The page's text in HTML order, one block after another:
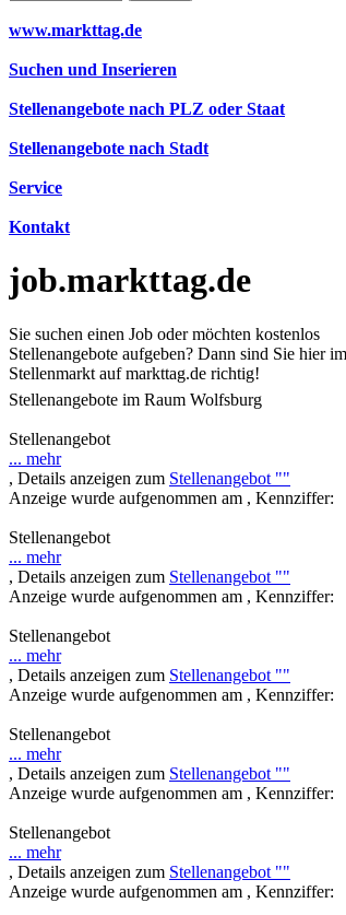
www.markttag.de
Suchen und Inserieren
Stellenangebote nach PLZ oder Staat
Stellenangebote nach Stadt
Service
Kontakt
job.markttag.de
Sie suchen einen Job oder möchten kostenlos
Stellenangebote aufgeben? Dann sind Sie hier im
Stellenmarkt auf markttag.de richtig!
[Startseite] [Anzeigen] [Themen] [Links
Stellenangebote im Raum Wolfsburg
Stellenangebot
... mehr
, Details anzeigen zum Stellenangebot ""
Anzeige wurde aufgenommen am , Kennziffer:
Stellenangebot
... mehr
, Details anzeigen zum Stellenangebot ""
Anzeige wurde aufgenommen am , Kennziffer:
Stellenangebot
... mehr
, Details anzeigen zum Stellenangebot ""
Anzeige wurde aufgenommen am , Kennziffer:
Stellenangebot
... mehr
, Details anzeigen zum Stellenangebot ""
Anzeige wurde aufgenommen am , Kennziffer:
Stellenangebot
... mehr
, Details anzeigen zum Stellenangebot ""
Anzeige wurde aufgenommen am , Kennziffer: